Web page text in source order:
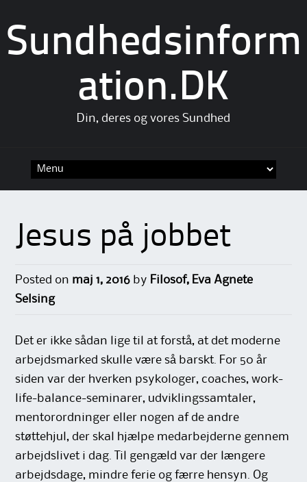
Sundhedsinform
ation.DK
Din, deres og vores Sundhed
Jesus på jobbet
Posted on maj 1, 2016 by Filosof, Eva Agnete
Selsing
Det er ikke sådan lige til at forstå, at det moderne
arbejdsmarked skulle være så barskt. For 50 år
siden var der hverken psykologer, coaches, work-
life-balance-seminarer, udviklings­samtaler,
mentorordninger eller nogen af de andre
støttehjul, der skal hjælpe medarbejderne gennem
arbejds­livet i dag. Til gengæld var der længere
arbejdsdage, mindre ferie og færre hensyn. Og